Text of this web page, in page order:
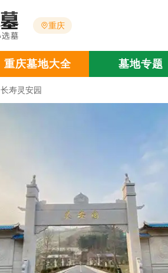
重庆
重庆墓地大全 墓地专题
长寿灵安园